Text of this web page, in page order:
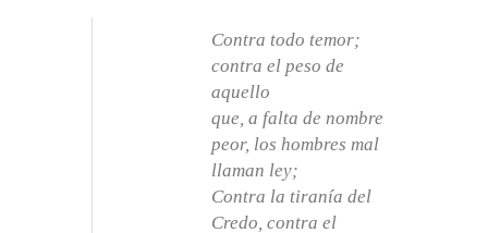
Contra todo temor;
contra el peso de
aquello
que, a falta de nombre
peor, los hombres mal
llaman ley;
Contra la tiranía del
Credo, contra el